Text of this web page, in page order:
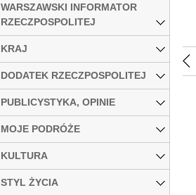
WARSZAWSKI INFORMATOR
RZECZPOSPOLITEJ
KRAJ
DODATEK RZECZPOSPOLITEJ
PUBLICYSTYKA, OPINIE
MOJE PODRÓŻE
KULTURA
STYL ŻYCIA